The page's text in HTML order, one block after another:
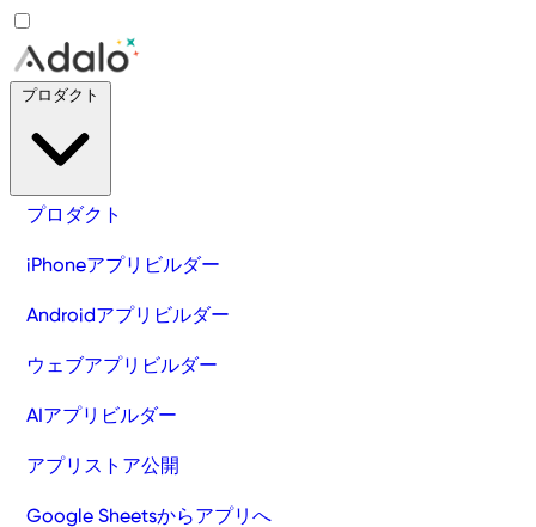
プロダクト
iPhoneアプリビルダー
Androidアプリビルダー
ウェブアプリビルダー
AIアプリビルダー
アプリストア公開
Google Sheetsからアプリへ